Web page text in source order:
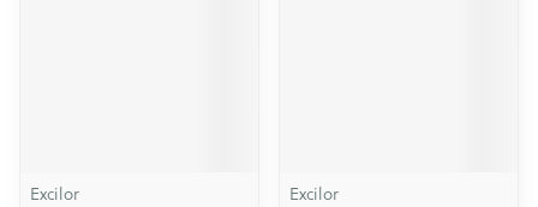
Excilor Excilor